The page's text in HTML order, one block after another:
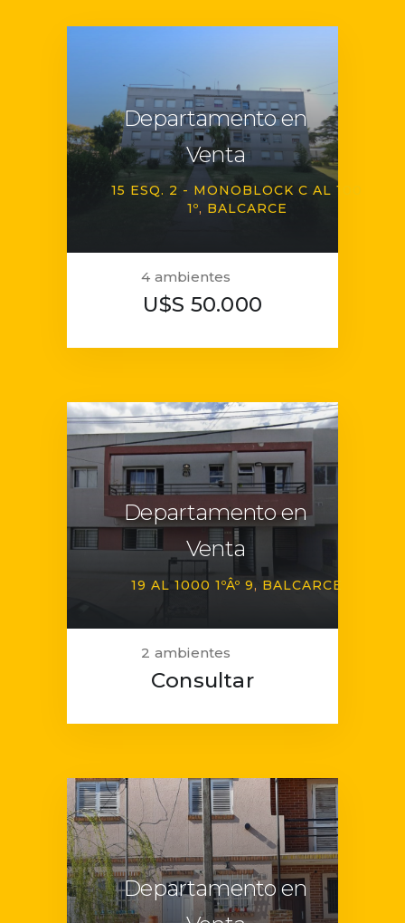
Departamento en
Venta
15 ESQ. 2 - MONOBLOCK C AL 100
1º
BALCARCE
4 ambientes
U$S 50.000
Departamento en
Venta
19 AL 1000 1ºÂº 9 BALCARCE
2 ambientes
Consultar
Departamento en